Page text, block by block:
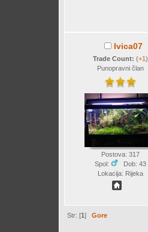
Ivica07
Trade Count: (+1)
Punopravni član
Postova: 317
Spol:
Dob: 43
Lokacija: Rijeka
Str: [1]Gore